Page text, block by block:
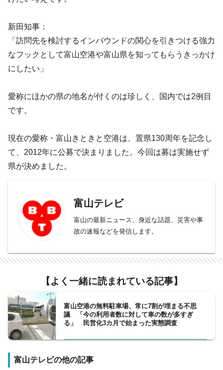
新田知事：
「訪問先を検討するインバウンドの関心を引きつける強力
なフックとして富山空港や富山県を知ってもらうきっかけ
にしたい」
愛称にほかの県の地名が付くのは珍しく、国内では2例目
です。
現在の愛称・富山きときと空港は、置県130周年を記念し
て、2012年に公募で決まりました。今回は募は実施せず
県が決めました。
富山テレビ
富山の最新ニュース、身近な話題、災害や事
故の速報などを発信します。
【よく一緒に読まれている記事】
富山空港の無料駐車場、常に7割が埋まる不思
議 「今の利用者数に対して車の数が多すぎ
る」 民営化3カ月で始まった実態調査
富山テレビの他の記事